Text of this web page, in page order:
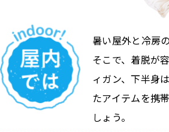
暑い屋外と冷房
そこで、着脱が
ィガン、下半身
たアイテムを携
しょう。